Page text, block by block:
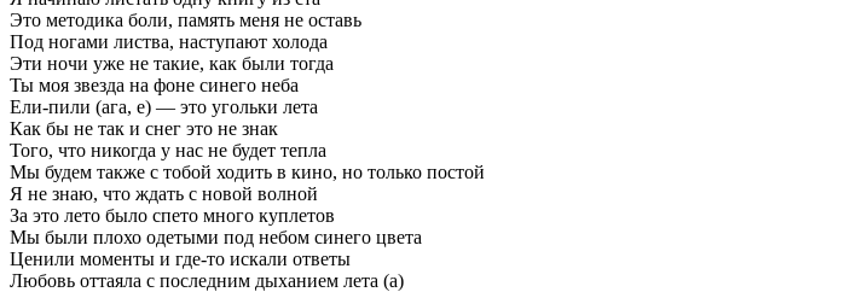
Это методика боли, память меня не оставь
Под ногами листва, наступают холода
Эти ночи уже не такие, как были тогда
Ты моя звезда на фоне синего неба
Ели-пили (ага, е) — это угольки лета
Как бы не так и снег это не знак
Того, что никогда у нас не будет тепла
Мы будем также с тобой ходить в кино, но только постой
Я не знаю, что ждать с новой волной
За это лето было спето много куплетов
Мы были плохо одетыми под небом синего цвета
Ценили моменты и где-то искали ответы
Любовь оттаяла с последним дыханием лета (а)